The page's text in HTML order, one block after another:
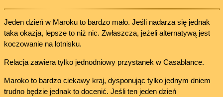
Jeden dzień w Maroku to bardzo mało. Jeśli nadarza się jednak
taka okazja, lepsze to niż nic. Zwłaszcza, jeżeli alternatywą jest
koczowanie na lotnisku.
Relacja zawiera tylko jednodniowy przystanek w Casablance.
Maroko to bardzo ciekawy kraj, dysponując tylko jednym dniem
trudno będzie jednak to docenić. Jeśli ten jeden dzień